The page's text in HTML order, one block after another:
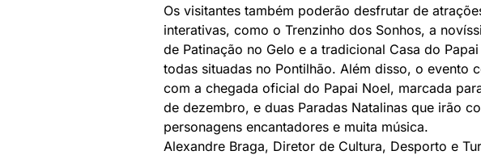
Os visitantes também poderão desfrutar de
interativas, como o Trenzinho dos Sonhos, a
de Patinação no Gelo e a tradicional Casa do
todas situadas no Pontilhão. Além disso, o evento
com a chegada oficial do Papai Noel, marcada
de dezembro, e duas Paradas Natalinas que irão
personagens encantadores e muita música.
Alexandre Braga, Diretor de Cultura, Desporto e